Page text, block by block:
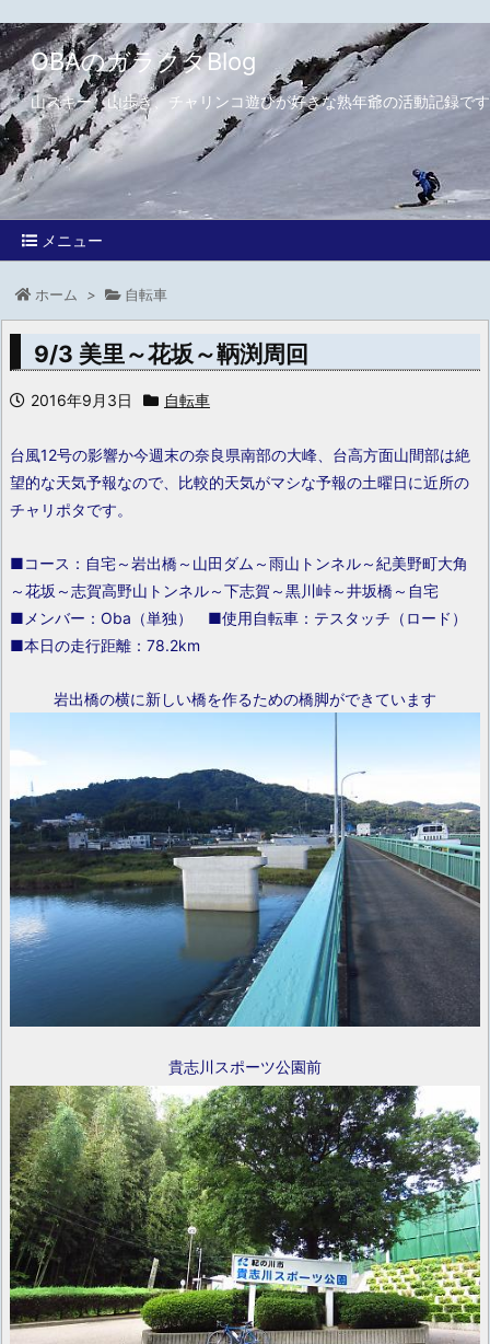
OBAのガラクタBlog
山スキー、山歩き、チャリンコ遊びが好きな熟年爺の活動記録です
メニュー
ホーム > 自転車
9/3 美里～花坂～鞆渕周回
2016年9月3日 自転車
台風12号の影響か今週末の奈良県南部の大峰、台高方面山間部は絶
望的な天気予報なので、比較的天気がマシな予報の土曜日に近所の
チャリポタです。
■コース：自宅～岩出橋～山田ダム～雨山トンネル～紀美野町大角
～花坂～志賀高野山トンネル～下志賀～黒川峠～井坂橋～自宅
■メンバー：Oba（単独） ■使用自転車：テスタッチ（ロード）
■本日の走行距離：78.2km
岩出橋の横に新しい橋を作るための橋脚ができています
貴志川スポーツ公園前